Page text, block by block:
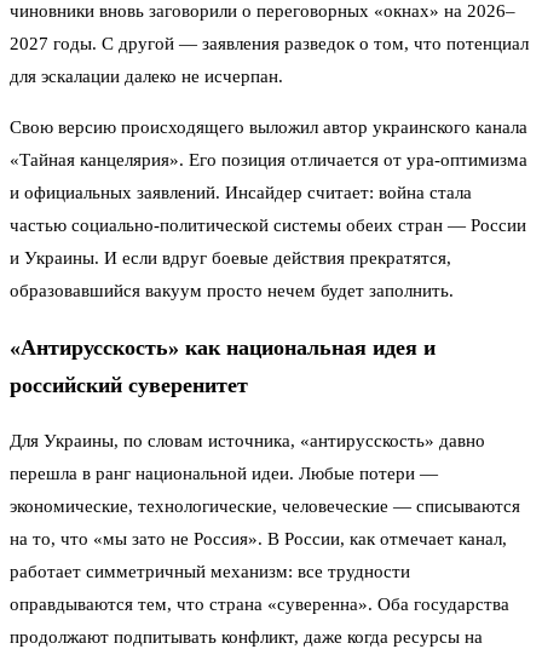
чиновники вновь заговорили о переговорных «окнах» на 2026–
2027 годы. С другой — заявления разведок о том, что потенциал
для эскалации далеко не исчерпан.
Свою версию происходящего выложил автор украинского канала
«Тайная канцелярия». Его позиция отличается от ура-оптимизма
и официальных заявлений. Инсайдер считает: война стала
частью социально-политической системы обеих стран — России
и Украины. И если вдруг боевые действия прекратятся,
образовавшийся вакуум просто нечем будет заполнить.
«Антирусскость» как национальная идея и
российский суверенитет
Для Украины, по словам источника, «антирусскость» давно
перешла в ранг национальной идеи. Любые потери —
экономические, технологические, человеческие — списываются
на то, что «мы зато не Россия». В России, как отмечает канал,
работает симметричный механизм: все трудности
оправдываются тем, что страна «суверенна». Оба государства
продолжают подпитывать конфликт, даже когда ресурсы на